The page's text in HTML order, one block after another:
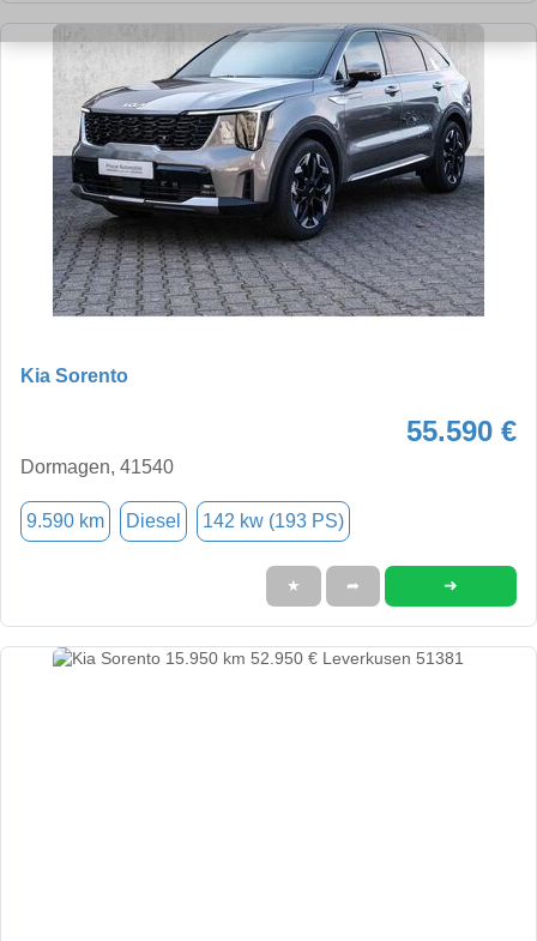
Kia Sorento
55.590 €
Dormagen, 41540
9.590 km Diesel 142 kw (193 PS)
★ ➦ ➜